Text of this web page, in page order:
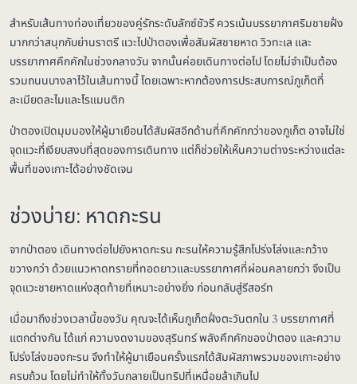
สำหรับเส้นทางท่องเที่ยวของคู่รักระดับลักซ์ชัวรี ควรเน้นบรรยากาศริมชายฝั่ง
มากกว่าสนุกกับย่านราตรี แวะไปป่าตองเพื่อสัมผัสชายหาด วิวทะเล และ
บรรยากาศคึกคักในช่วงกลางวัน จากนั้นค่อยเดินทางต่อไป โดยไม่จำเป็นต้อง
รวมถนนบางลาไว้ในเส้นทางนี้ โดยเฉพาะหากต้องการประสบการณ์ภูเก็ตที่
ละเมียดละไมและโรแมนติก
ป่าตองเปิดมุมมองให้ผู้มาเยือนได้สัมผัสอีกด้านที่คึกคักกว่าของภูเก็ต อาจไม่ใช่
จุดแวะที่เงียบสงบที่สุดของการเดินทาง แต่ก็ช่วยให้เห็นความต่างระหว่างแต่ละ
พื้นที่ของเกาะได้อย่างชัดเจน
ช่วงบ่าย: หาดกะรน
จากป่าตอง เดินทางต่อไปยังหาดกะรน กะรนให้ความรู้สึกโปร่งโล่งและกว้าง
ขวางกว่า ด้วยแนวหาดทรายที่ทอดยาวและบรรยากาศที่ผ่อนคลายกว่า จึงเป็น
จุดแวะชายหาดแห่งสุดท้ายที่เหมาะอย่างยิ่ง ก่อนกลับสู่รีสอร์ท
เมื่อมาถึงช่วงเวลานี้ของวัน คุณจะได้เห็นภูเก็ตฝั่งตะวันตกใน 3 บรรยากาศที่
แตกต่างกัน ได้แก่ ความงดงามของสุรินทร์ พลังคึกคักของป่าตอง และความ
โปร่งโล่งของกะรน จึงทำให้ผู้มาเยือนครั้งแรกได้สัมผัสภาพรวมของเกาะอย่าง
ครบถ้วน โดยไม่ทำให้ทั้งวันกลายเป็นทริปที่เหนื่อยล้าเกินไป